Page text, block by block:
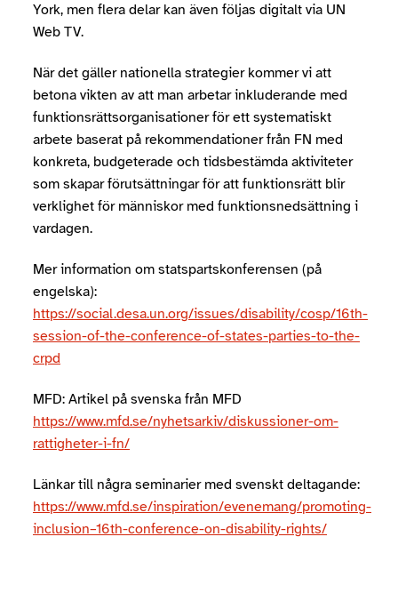
York, men flera delar kan även följas digitalt via UN
Web TV.
När det gäller nationella strategier kommer vi att
betona vikten av att man arbetar inkluderande med
funktionsrättsorganisationer för ett systematiskt
arbete baserat på rekommendationer från FN med
konkreta, budgeterade och tidsbestämda aktiviteter
som skapar förutsättningar för att funktionsrätt blir
verklighet för människor med funktionsnedsättning i
vardagen.
Mer information om statspartskonferensen (på
engelska):
https://social.desa.un.org/issues/disability/cosp/16th-
session-of-the-conference-of-states-parties-to-the-
crpd
MFD: Artikel på svenska från MFD
https://www.mfd.se/nyhetsarkiv/diskussioner-om-
rattigheter-i-fn/
Länkar till några seminarier med svenskt deltagande:
https://www.mfd.se/inspiration/evenemang/promoting-
inclusion–16th-conference-on-disability-rights/